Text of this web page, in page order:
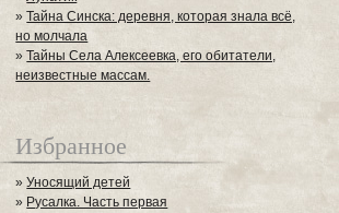
»Тайна Синска: деревня, которая знала всё,
но молчала
»Тайны Села Алексеевка, его обитатели,
неизвестные массам.
Избранное
»Уносящий детей
» Русалка. Часть первая